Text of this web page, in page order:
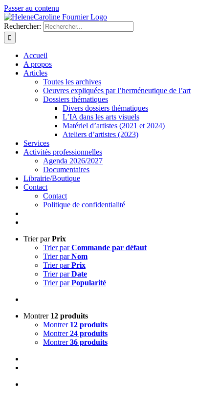
Passer au contenu
Rechercher:
Accueil
A propos
Articles
Toutes les archives
Oeuvres expliquées par l’herméneutique de l’art
Dossiers thématiques
Divers dossiers thématiques
L’IA dans les arts visuels
Matériel d’artistes (2021 et 2024)
Ateliers d’artistes (2023)
Services
Activités professionnelles
Agenda 2026/2027
Documentaires
Librairie/Boutique
Contact
Contact
Politique de confidentialité
Trier parPrix
Trier parCommande par défaut
Trier parNom
Trier parPrix
Trier parDate
Trier parPopularité
Montrer 12 produits
Montrer 12 produits
Montrer24 produits
Montrer36 produits